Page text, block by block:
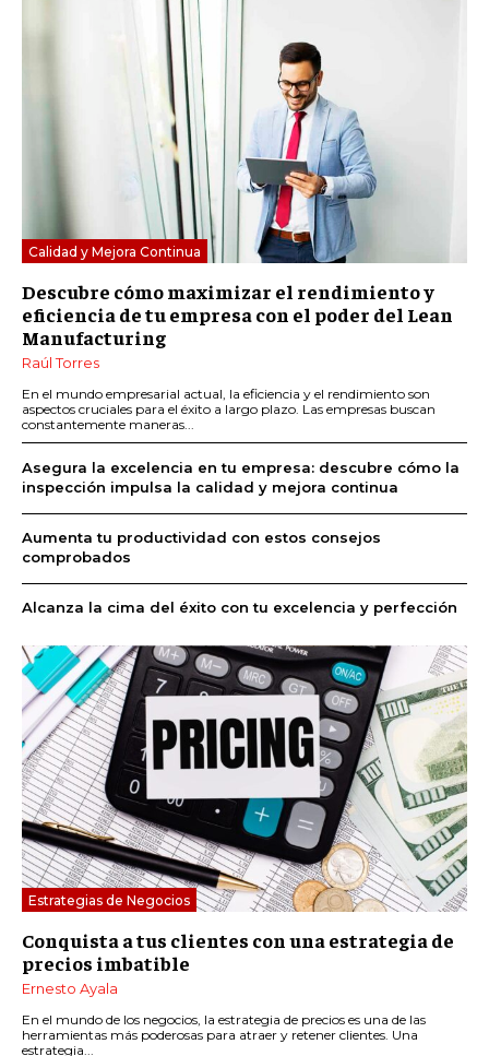
Calidad y Mejora Continua
Descubre cómo maximizar el rendimiento y
eficiencia de tu empresa con el poder del Lean
Manufacturing
Raúl Torres
En el mundo empresarial actual, la eficiencia y el rendimiento son
aspectos cruciales para el éxito a largo plazo. Las empresas buscan
constantemente maneras...
Asegura la excelencia en tu empresa: descubre cómo la
inspección impulsa la calidad y mejora continua
Aumenta tu productividad con estos consejos
comprobados
Alcanza la cima del éxito con tu excelencia y perfección
Estrategias de Negocios
Conquista a tus clientes con una estrategia de
precios imbatible
Ernesto Ayala
En el mundo de los negocios, la estrategia de precios es una de las
herramientas más poderosas para atraer y retener clientes. Una
estrategia...